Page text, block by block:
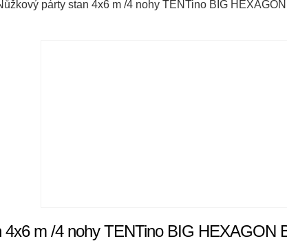
párty stan 4x6 m /4 nohy TENTino BIG
4x6 m /4 nohy TENTino BIG HEXAGON